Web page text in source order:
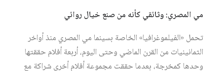
مي المصري: وثائقي كأنه من صنع خيال روائي
تحمل «الفيلموغرافيا» الخاصة بسينما مي المصري منذ أواخر
الثمانينيات من القرن الماضي وحتى اليوم، أربعة أفلام حققتها
وحدها كمخرجة، بعدما حققت مجموعة أفلام أخرى شراكة مع